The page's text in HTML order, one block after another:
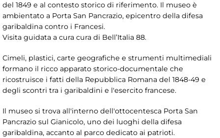
del 1849 e al contesto storico di riferimento. Il museo è
ambientato a Porta San Pancrazio, epicentro della difesa
garibaldina contro i Francesi.
Visita guidata a cura cura di Bell’Italia 88.
Cimeli, plastici, carte geografiche e strumenti multimediali
formano il ricco apparato storico-documentale che
ricostruisce i fatti della Repubblica Romana del 1848-49 e
degli scontri tra i garibaldini e l'esercito francese.
Il museo si trova all'interno dell'ottocentesca Porta San
Pancrazio sul Gianicolo, uno dei luoghi della difesa
garibaldina, accanto al parco dedicato ai patrioti.